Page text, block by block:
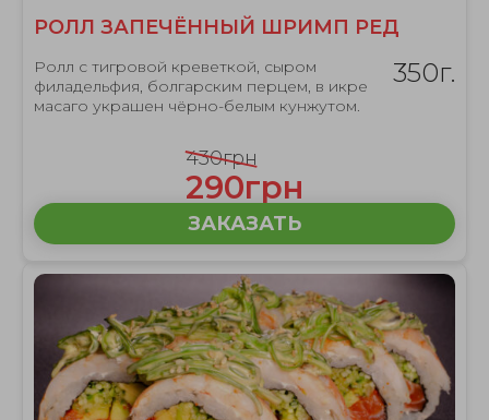
РОЛЛ ЗАПЕЧЁННЫЙ ШРИМП РЕД
Ролл с тигровой креветкой, сыром
филадельфия, болгарским перцем, в икре
масаго украшен чёрно-белым кунжутом.
350г.
430грн
290грн
ЗАКАЗАТЬ